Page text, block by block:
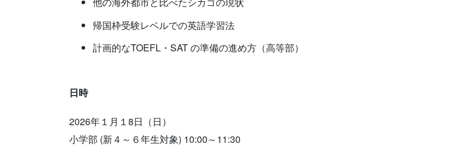
帰国枠受験レベルでの英語学習法
計画的なTOEFL・SAT の準備の進め方（高等部）
日時
2026年１月１8日（日）
小学部 (新４～６年生対象) 10:00～11:30